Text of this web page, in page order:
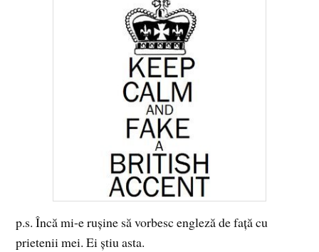
p.s. Încă mi-e ruşine să vorbesc engleză de faţă cu
prietenii mei. Ei ştiu asta.